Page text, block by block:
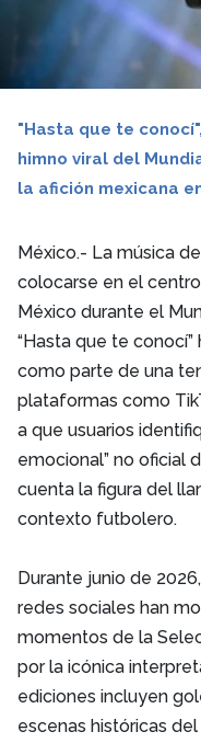
"Hasta que te
himno viral del
la afición mexicana
México.- La música
colocarse en el
México durante el
“Hasta que te
como parte de una
plataformas como
a que usuarios
emocional” no oficial
cuenta la figura del
contexto futbolero.
Durante junio de
redes sociales han
momentos de la
por la icónica
ediciones incluyen
escenas históricas